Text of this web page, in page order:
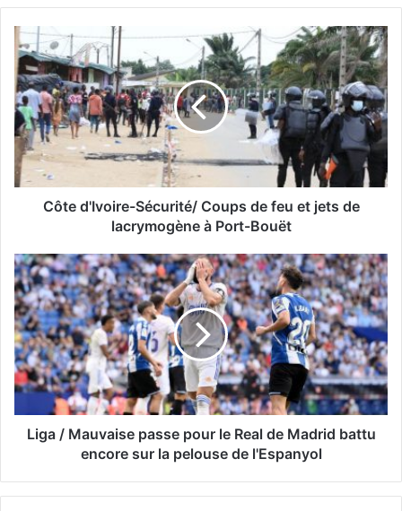
Côte d'Ivoire-Sécurité/ Coups de feu et jets de
lacrymogène à Port-Bouët
Liga / Mauvaise passe pour le Real de Madrid battu
encore sur la pelouse de l'Espanyol